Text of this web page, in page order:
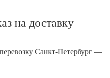
на доставку
Санкт-Петербург —